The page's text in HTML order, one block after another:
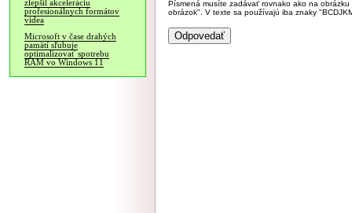
zlepšil akceleráciu
profesionálnych formátov
videa
Microsoft v čase drahých
pamätí sľubuje
optimalizovať spotrebu
RAM vo Windows 11
Písmená musíte zadávať rovnako ako na
obrázok". V texte sa používajú iba znaky